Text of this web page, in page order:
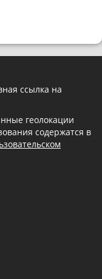
ссылка на
геолокации
содержатся в